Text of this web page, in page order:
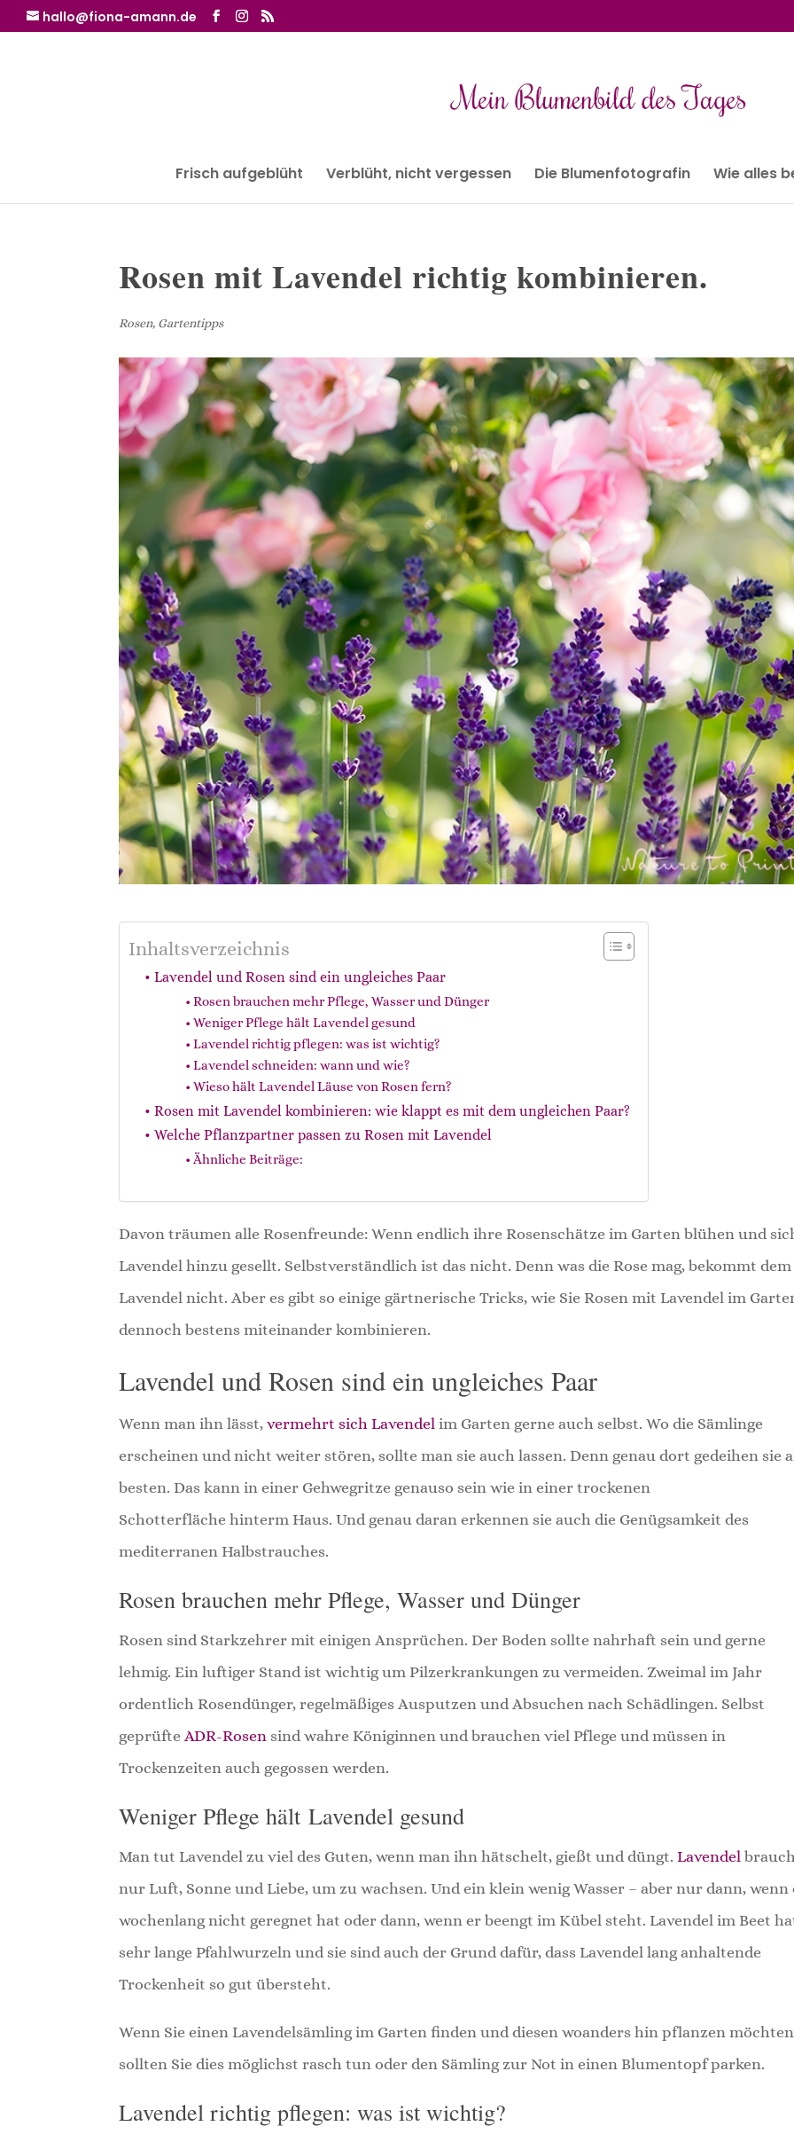
hallo@fiona-amann.de
Frisch aufgeblüht Verblüht, nicht vergessen Die Blumenfotografin Wie alles
Rosen mit Lavendel richtig kombinieren.
Rosen, Gartentipps
Inhaltsverzeichnis
Lavendel und Rosen sind ein ungleiches Paar
Rosen brauchen mehr Pflege, Wasser und Dünger
Weniger Pflege hält Lavendel gesund
Lavendel richtig pflegen: was ist wichtig?
Lavendel schneiden: wann und wie?
Wieso hält Lavendel Läuse von Rosen fern?
Rosen mit Lavendel kombinieren: wie klappt es mit dem ungleichen Paar?
Welche Pflanzpartner passen zu Rosen mit Lavendel
Ähnliche Beiträge:
Davon träumen alle Rosenfreunde: Wenn endlich ihre Rosenschätze im Garten blühen und
Lavendel hinzu gesellt. Selbstverständlich ist das nicht. Denn was die Rose mag, bekommt dem
Lavendel nicht. Aber es gibt so einige gärtnerische Tricks, wie Sie Rosen mit Lavendel im
dennoch bestens miteinander kombinieren.
Lavendel und Rosen sind ein ungleiches Paar
Wenn man ihn lässt,vermehrt sich Lavendelim Garten gerne auch selbst. Wo die Sämlinge
erscheinen und nicht weiter stören, sollte man sie auch lassen. Denn genau dort gedeihen sie
besten. Das kann in einer Gehwegritze genauso sein wie in einer trockenen
Schotterfläche hinterm Haus. Und genau daran erkennen sie auch die Genügsamkeit des
mediterranen Halbstrauches.
Rosen brauchen mehr Pflege, Wasser und Dünger
Rosen sind Starkzehrer mit einigen Ansprüchen. Der Boden sollte nahrhaft sein und gerne
lehmig. Ein luftiger Stand ist wichtig um Pilzerkrankungen zu vermeiden. Zweimal im Jahr
ordentlich Rosendünger, regelmäßiges Ausputzen und Absuchen nach Schädlingen. Selbst
geprüfte ADR-Rosen sind wahre Königinnen und brauchen viel Pflege und müssen in
Trockenzeiten auch gegossen werden.
Weniger Pflege hält Lavendel gesund
Man tut Lavendel zu viel des Guten, wenn man ihn hätschelt, gießt und düngt.Lavendel
nur Luft, Sonne und Liebe, um zu wachsen. Und ein klein wenig Wasser – aber nur dann, wenn
wochenlang nicht geregnet hat oder dann, wenn er beengt im Kübel steht. Lavendel im Beet
sehr lange Pfahlwurzeln und sie sind auch der Grund dafür, dass Lavendel lang anhaltende
Trockenheit so gut übersteht.
Wenn Sie einen Lavendelsämling im Garten finden und diesen woanders hin pflanzen
sollten Sie dies möglichst rasch tun oder den Sämling zur Not in einen Blumentopf parken.
Lavendel richtig pflegen: was ist wichtig?